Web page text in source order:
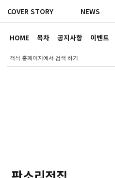
HOME 목차 공지사항 이벤트
COVER STORY NEWS